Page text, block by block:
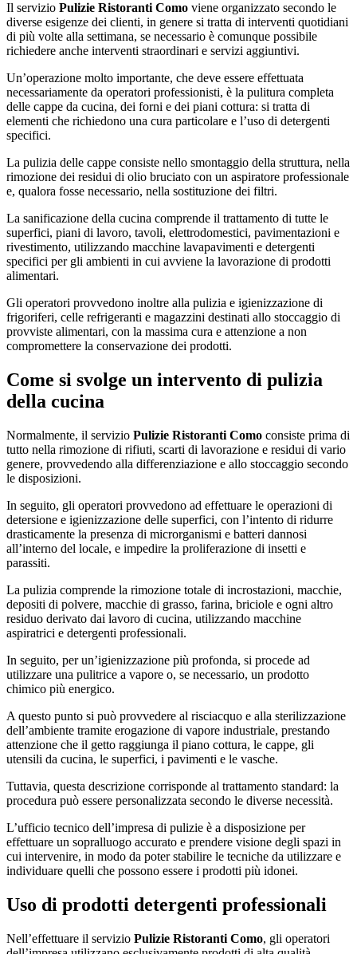
Il servizio Pulizie Ristoranti Como viene organizzato secondo le
diverse esigenze dei clienti, in genere si tratta di interventi quotidiani
di più volte alla settimana, se necessario è comunque possibile
richiedere anche interventi straordinari e servizi aggiuntivi.
Un’operazione molto importante, che deve essere effettuata
necessariamente da operatori professionisti, è la pulitura completa
delle cappe da cucina, dei forni e dei piani cottura: si tratta di
elementi che richiedono una cura particolare e l’uso di detergenti
specifici.
La pulizia delle cappe consiste nello smontaggio della struttura, nella
rimozione dei residui di olio bruciato con un aspiratore professionale
e, qualora fosse necessario, nella sostituzione dei filtri.
La sanificazione della cucina comprende il trattamento di tutte le
superfici, piani di lavoro, tavoli, elettrodomestici, pavimentazioni e
rivestimento, utilizzando macchine lavapavimenti e detergenti
specifici per gli ambienti in cui avviene la lavorazione di prodotti
alimentari.
Gli operatori provvedono inoltre alla pulizia e igienizzazione di
frigoriferi, celle refrigeranti e magazzini destinati allo stoccaggio di
provviste alimentari, con la massima cura e attenzione a non
compromettere la conservazione dei prodotti.
Come si svolge un intervento di pulizia
della cucina
Normalmente, il servizio Pulizie Ristoranti Como consiste prima di
tutto nella rimozione di rifiuti, scarti di lavorazione e residui di vario
genere, provvedendo alla differenziazione e allo stoccaggio secondo
le disposizioni.
In seguito, gli operatori provvedono ad effettuare le operazioni di
detersione e igienizzazione delle superfici, con l’intento di ridurre
drasticamente la presenza di microrganismi e batteri dannosi
all’interno del locale, e impedire la proliferazione di insetti e
parassiti.
La pulizia comprende la rimozione totale di incrostazioni, macchie,
depositi di polvere, macchie di grasso, farina, briciole e ogni altro
residuo derivato dai lavoro di cucina, utilizzando macchine
aspiratrici e detergenti professionali.
In seguito, per un’igienizzazione più profonda, si procede ad
utilizzare una pulitrice a vapore o, se necessario, un prodotto
chimico più energico.
A questo punto si può provvedere al risciacquo e alla sterilizzazione
dell’ambiente tramite erogazione di vapore industriale, prestando
attenzione che il getto raggiunga il piano cottura, le cappe, gli
utensili da cucina, le superfici, i pavimenti e le vasche.
Tuttavia, questa descrizione corrisponde al trattamento standard: la
procedura può essere personalizzata secondo le diverse necessità.
L’ufficio tecnico dell’impresa di pulizie è a disposizione per
effettuare un sopralluogo accurato e prendere visione degli spazi in
cui intervenire, in modo da poter stabilire le tecniche da utilizzare e
individuare quelli che possono essere i prodotti più idonei.
Uso di prodotti detergenti professionali
Nell’effettuare il servizio Pulizie Ristoranti Como, gli operatori